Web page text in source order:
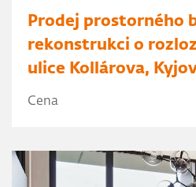
Prodej prostorného
rekonstrukci o
ulice Kollárova,
Cena